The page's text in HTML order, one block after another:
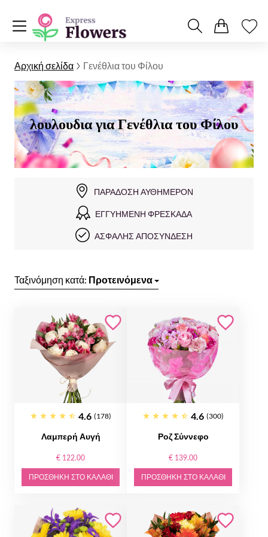
Αρχική σελίδα Γενέθλια του Φίλου
λουλουδια για Γενέθλια του Φίλου
ΠΑΡΆΔΟΣΗ ΑΥΘΗΜΕΡΌΝ
ΕΓΓΥΗΜΈΝΗ ΦΡΕΣΚΆΔΑ
ΑΣΦΑΛΉΣ ΑΠΟΣΎΝΔΕΣΗ
Ταξινόμηση κατά: Προτεινόμενα
4.6 (178)
Λαμπερή Αυγή
€ 122.00
ΠΡΟΣΘΉΚΗ ΣΤΟ ΚΑΛΆΘΙ
4.6 (300)
Ροζ Σύννεφο
€ 139.00
ΠΡΟΣΘΉΚΗ ΣΤΟ ΚΑΛΆΘΙ